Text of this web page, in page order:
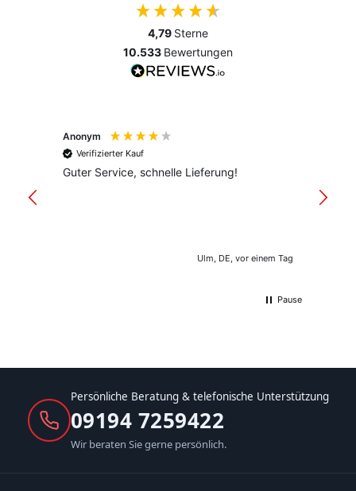
4,79 Sterne
10.533 Bewertungen
Anonym
Verifizierter Kauf
Guter Service, schnelle Lieferung!
Ulm, DE, vor einem Tag
Pause
Persönliche Beratung & telefonische Unterstützung
09194 7259422
Wir beraten Sie gerne persönlich.